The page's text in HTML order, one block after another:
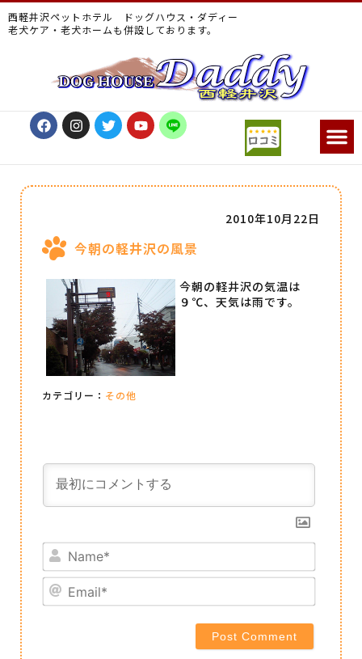
西軽井沢ペットホテル ドッグハウス・ダディー
老犬ケア・老犬ホームも併設しております。
今朝の軽井沢の風景
2010年10月22日
今朝の軽井沢の気温は
９℃、天気は雨です。
カテゴリー： その他
Name*
Email*